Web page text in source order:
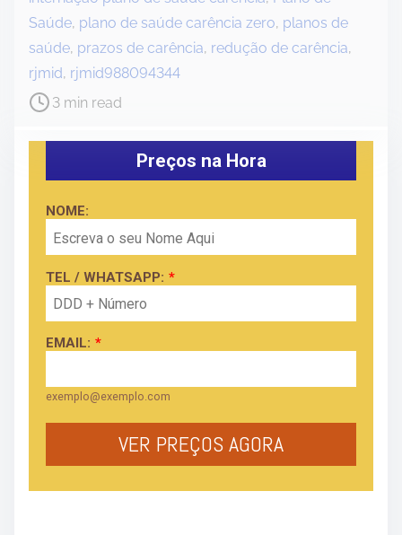
Saúde, plano de saúde carência zero, planos de
saúde, prazos de carência, redução de carência,
rjmid, rjmid988094344
t
i
m
e
3 min read